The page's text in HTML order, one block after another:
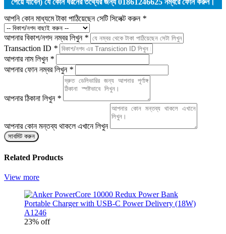
পেয়ে যাবেন) যে কোন ধরনের তথ্যের জন্য 01861246625 নম্বরে ফোন করুন।
আপনি কোন মাধ্যমে টাকা পাঠিয়েছেন সেটি সিলেক্ট করুন *
আপনার বিকাশ/নগদ নম্বর লিখুন *
Transaction ID *
আপনার নাম লিখুন *
আপনার ফোন নম্বর লিখুন *
আপনার ঠিকানা লিখুন *
আপনার কোন মন্তব্য থাকলে এখানে লিখুন
সাবমিট করুন
Related Products
View more
23% off